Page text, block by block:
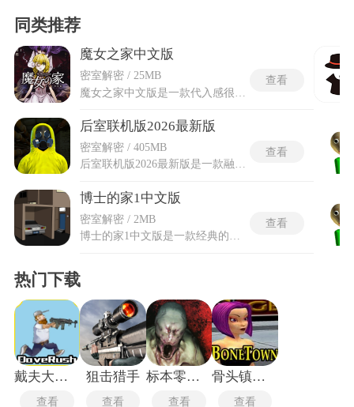
同类推荐
魔女之家中文版
密室解密 / 25MB
查看
后室联机版2026最新版
密室解密 / 405MB
后室联机版2026最新版是一款融合恐怖解谜与多人协作的沉浸式密室逃脱游戏，玩家需在阴森诡异的“后室”空间中探索未知房间，通过解密线索、规避陷阱完成逃生挑战。游戏以暗黑画风与非线性地图设计为核心特色，每个关卡的布局随机生成，玩家可借助近距离语音聊天功能实时交流情报，共同应对突如其来的怪物袭击与环境变化。游戏内置作弊菜单(如无敌模式、鬼怪减速)为玩家提供灵活策略选择，同时支持单人模式与加速器联机。
查看
博士的家1中文版
密室解密 / 2MB
查看
热门下载
戴夫大战僵尸m木糖m
查看
狙击猎手
查看
标本零联机版
查看
骨头镇中文版
查看